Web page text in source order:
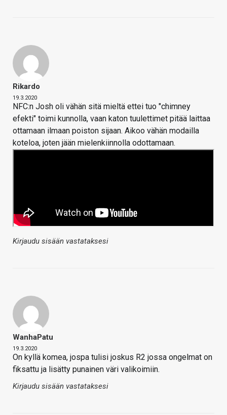
Rikardo
19.3.2020
NFC:n Josh oli vähän sitä mieltä ettei tuo "chimney
efekti" toimi kunnolla, vaan katon tuulettimet pitää laittaa
ottamaan ilmaan poiston sijaan. Aikoo vähän modailla
koteloa, joten jään mielenkiinnolla odottamaan.
Kirjaudu sisään vastataksesi
WanhaPatu
19.3.2020
On kyllä komea, jospa tulisi joskus R2 jossa ongelmat on
fiksattu ja lisätty punainen väri valikoimiin.
Kirjaudu sisään vastataksesi